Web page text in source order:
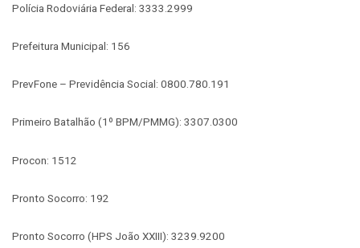
Polícia Rodoviária Federal: 3333.2999
Prefeitura Municipal: 156
PrevFone – Previdência Social: 0800.780.191
Primeiro Batalhão (1º BPM/PMMG): 3307.0300
Procon: 1512
Pronto Socorro: 192
Pronto Socorro (HPS João XXIII): 3239.9200